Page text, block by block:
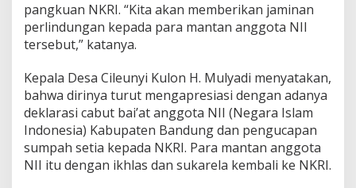
pangkuan NKRI. “Kita akan memberikan jaminan
perlindungan kepada para mantan anggota NII
tersebut,” katanya.
Kepala Desa Cileunyi Kulon H. Mulyadi menyatakan,
bahwa dirinya turut mengapresiasi dengan adanya
deklarasi cabut bai’at anggota NII (Negara Islam
Indonesia) Kabupaten Bandung dan pengucapan
sumpah setia kepada NKRI. Para mantan anggota
NII itu dengan ikhlas dan sukarela kembali ke NKRI.